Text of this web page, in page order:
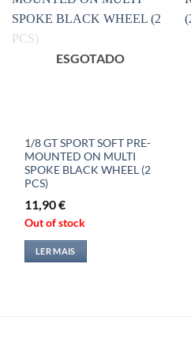
ESGOTADO
1/8 GT SPORT SOFT PRE-
MOUNTED ON MULTI
SPOKE BLACK WHEEL (2
PCS)
11,90€
Out of stock
LER MAIS